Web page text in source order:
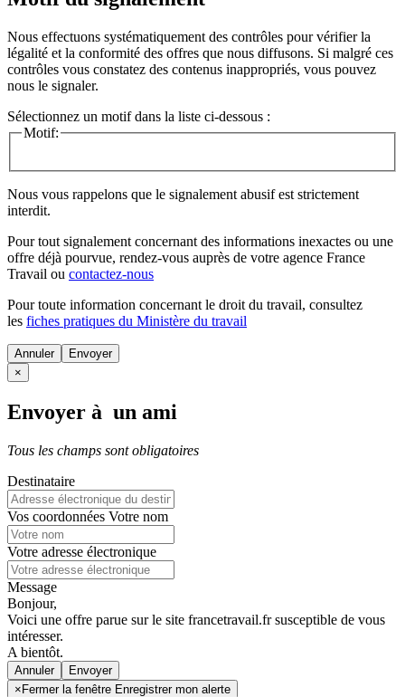
Nous effectuons systématiquement des contrôles pour vérifier la
légalité et la conformité des offres que nous diffusons. Si malgré ces
contrôles vous constatez des contenus inappropriés, vous pouvez
nous le signaler.
Sélectionnez un motif dans la liste ci-dessous :
Motif:
Nous vous rappelons que le signalement abusif est strictement
interdit.
Pour tout signalement concernant des informations inexactes ou une
offre déjà pourvue, rendez-vous auprès de votre agence France
Travail ou contactez-nous
Pour toute information concernant le droit du travail, consultez
les fiches pratiques du Ministère du travail
Annuler
×
Envoyer à un ami
Tous les champs sont obligatoires
Destinataire
Vos coordonnées Votre nom
Votre adresse électronique
Message
Bonjour,
Voici une offre parue sur le site francetravail.fr susceptible de vous
intéresser.
A bientôt.
Annuler
× Fermer la fenêtre Enregistrer mon alerte